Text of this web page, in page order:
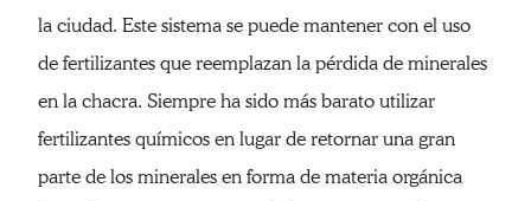
la ciudad. Este sistema se puede mantener con el uso
de fertilizantes que reemplazan la pérdida de minerales
en la chacra. Siempre ha sido más barato utilizar
fertilizantes químicos en lugar de retornar una gran
parte de los minerales en forma de materia orgánica